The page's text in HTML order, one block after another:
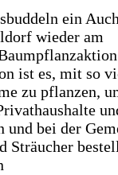
ein
wieder am
ist es, mit so
zu pflanzen,
und bei der
Sträucher